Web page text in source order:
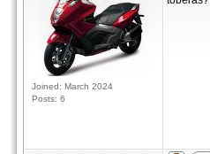
Joined: March 2024
Posts: 6